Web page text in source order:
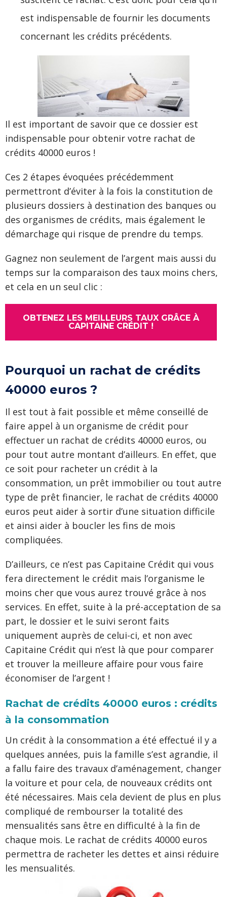
est indispensable de fournir les documents
concernant les crédits précédents.
Il est important de savoir que ce dossier est
indispensable pour obtenir votre rachat de
crédits 40000 euros !
Ces 2 étapes évoquées précédemment
permettront d’éviter à la fois la constitution de
plusieurs dossiers à destination des banques ou
des organismes de crédits, mais également le
démarchage qui risque de prendre du temps.
Gagnez non seulement de l’argent mais aussi du
temps sur la comparaison des taux moins chers,
et cela en un seul clic :
OBTENEZ LES MEILLEURS TAUX GRÂCE À
CAPITAINE CRÉDIT !
Pourquoi un rachat de crédits
40000 euros ?
Il est tout à fait possible et même conseillé de
faire appel à un organisme de crédit pour
effectuer un rachat de crédits 40000 euros, ou
pour tout autre montant d’ailleurs. En effet, que
ce soit pour racheter un crédit à la
consommation, un prêt immobilier ou tout autre
type de prêt financier, le rachat de crédits 40000
euros peut aider à sortir d’une situation difficile
et ainsi aider à boucler les fins de mois
compliquées.
D’ailleurs, ce n’est pas Capitaine Crédit qui vous
fera directement le crédit mais l’organisme le
moins cher que vous aurez trouvé grâce à nos
services. En effet, suite à la pré-acceptation de sa
part, le dossier et le suivi seront faits
uniquement auprès de celui-ci, et non avec
Capitaine Crédit qui n’est là que pour comparer
et trouver la meilleure affaire pour vous faire
économiser de l’argent !
Rachat de crédits 40000 euros : crédits
à la consommation
Un crédit à la consommation a été effectué il y a
quelques années, puis la famille s’est agrandie, il
a fallu faire des travaux d’aménagement, changer
la voiture et pour cela, de nouveaux crédits ont
été nécessaires. Mais cela devient de plus en plus
compliqué de rembourser la totalité des
mensualités sans être en difficulté à la fin de
chaque mois. Le rachat de crédits 40000 euros
permettra de racheter les dettes et ainsi réduire
les mensualités.